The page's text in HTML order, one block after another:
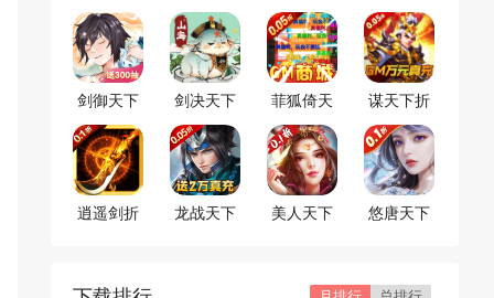
（0.1折）
折扣版
（永久0.1
折）
（永久
0.05折）
剑御天下 剑决天下
菲狐倚天
情缘折扣
版
谋天下折
扣版
逍遥剑折
龙战天下
美人天下
悠唐天下